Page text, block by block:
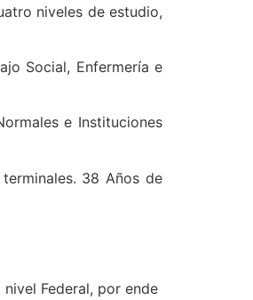
niveles de estudio,
Social, Enfermería e
e Instituciones
38 Años de
Federal, por ende